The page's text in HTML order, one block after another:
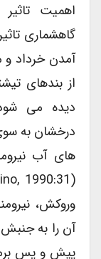
اهمیت
گاهشماری
آمدن خرداد و
از بندهای
دیده می
درخشان به
های آب
وروکش،
پیش و پس